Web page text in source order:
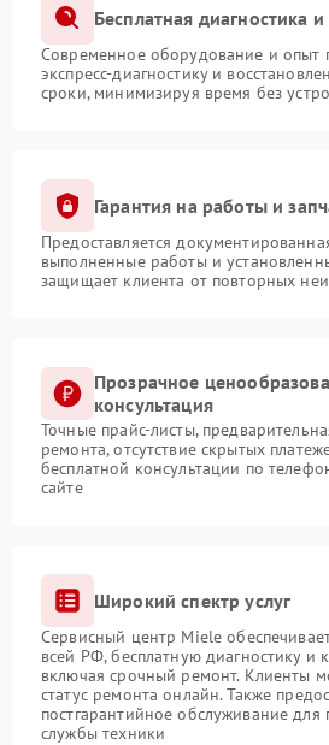
Бесплатная диагностика
Современное оборудование и опыт
экспресс-диагностику и
сроки, минимизируя время без
Гарантия на работы и
Предоставляется
выполненные работы и
защищает клиента от повторных
Прозрачное
консультация
Точные прайс-листы,
ремонта, отсутствие скрытых
бесплатной консультации по
сайте
Широкий спектр услуг
Сервисный центр Miele
всей РФ, бесплатную диагностику и
включая срочный ремонт. Клиенты
статус ремонта онлайн. Также
постгарантийное обслуживание для
службы техники